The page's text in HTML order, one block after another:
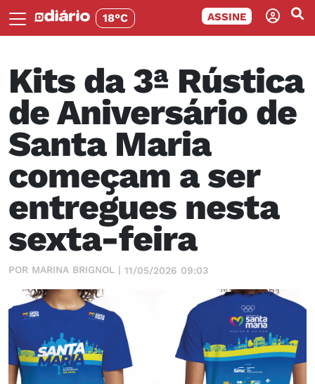
18°C ASSINE
Kits da 3ª Rústica
de Aniversário de
Santa Maria
começam a ser
entregues nesta
sexta-feira
POR MARINA BRIGNOL | 11/05/2026 09:03